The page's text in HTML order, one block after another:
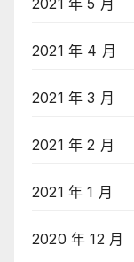
2021 年 4 月
2021 年 3 月
2021 年 2 月
2021 年 1 月
2020 年 12 月